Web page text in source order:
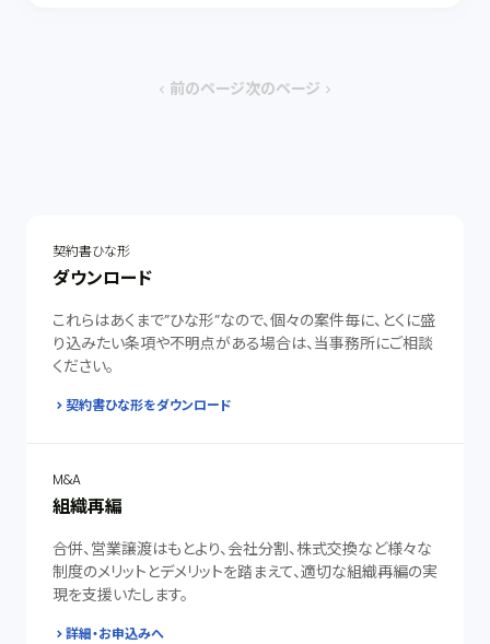
chevron_left 前のページ次のページ chevron_right
契約書ひな形
ダウンロード
これらはあくまで”ひな形”なので、個々の案件毎に、とくに盛
り込みたい条項や不明点がある場合は、当事務所にご相談
ください。
契約書ひな形をダウンロード
M&A
組織再編
合併、営業譲渡はもとより、会社分割、株式交換など様々な
制度のメリットとデメリットを踏まえて、適切な組織再編の実
現を支援いたします。
詳細・お申込みへ